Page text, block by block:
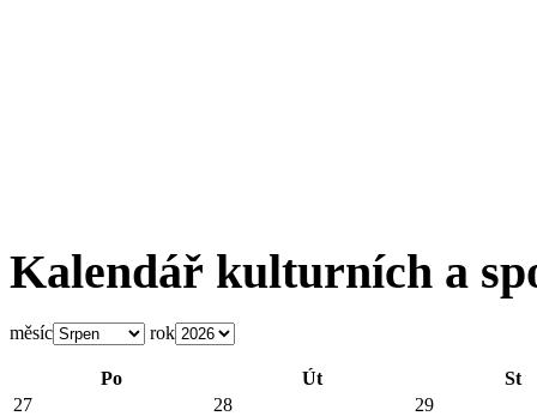
Kalendář kulturních a
měsíc rok
Po Út
St
27
28
29